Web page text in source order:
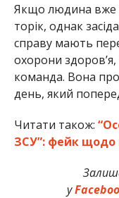
Якщо людина вже
торік, однак
справу мають
охорони
команда. Вона
день, який
Читати також:
ЗСУ”: фейк щодо
у